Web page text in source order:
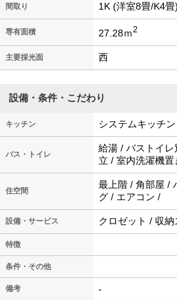
間取り 1K (洋室8畳/K4畳)
専有面積 27.28ｍ2
主要採光面 西
設備・条件・こだわり
キッチン システムキッチ
バス・トイレ
給湯 / バストイ
立 / 室内洗濯機置
住空間
最上階 / 角部屋 /
グ / エアコン /
設備・サービス クロゼット / 収
特徴
条件・その他
備考 -